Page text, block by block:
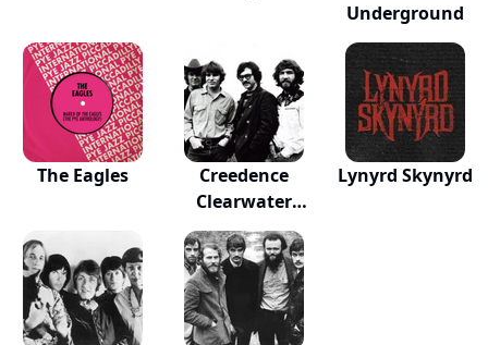
Underground
The Eagles
Creedence
Clearwater
Revival
Lynyrd Skynyrd